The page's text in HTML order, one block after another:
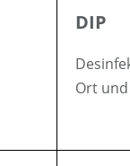
DIP
Ort